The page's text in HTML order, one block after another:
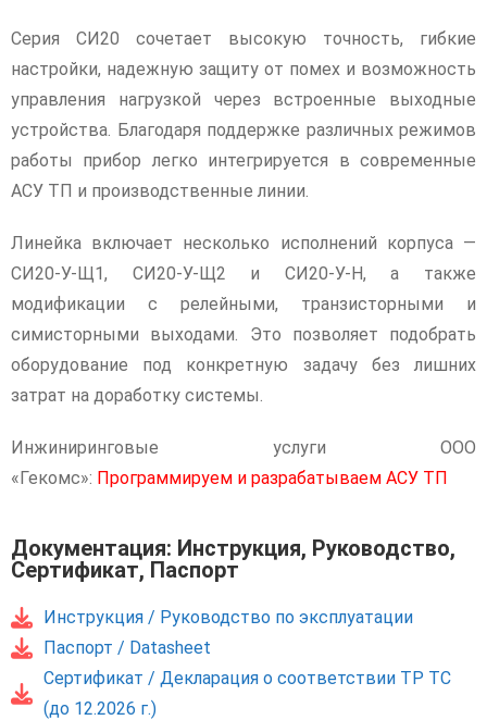
Серия СИ20 сочетает высокую точность, гибкие
настройки, надежную защиту от помех и возможность
управления нагрузкой через встроенные выходные
устройства. Благодаря поддержке различных режимов
работы прибор легко интегрируется в современные
АСУ ТП и производственные линии.
Линейка включает несколько исполнений корпуса —
СИ20-У-Щ1, СИ20-У-Щ2 и СИ20-У-Н, а также
модификации с релейными, транзисторными и
симисторными выходами. Это позволяет подобрать
оборудование под конкретную задачу без лишних
затрат на доработку системы.
Инжиниринговые услуги ООО
«Гекомс»: Программируем и разрабатываем АСУ ТП
Документация: Инструкция, Руководство,
Сертификат, Паспорт
Инструкция / Руководство по эксплуатации
Паспорт / Datasheet
Сертификат / Декларация о соответствии ТР ТС
(до 12.2026 г.)